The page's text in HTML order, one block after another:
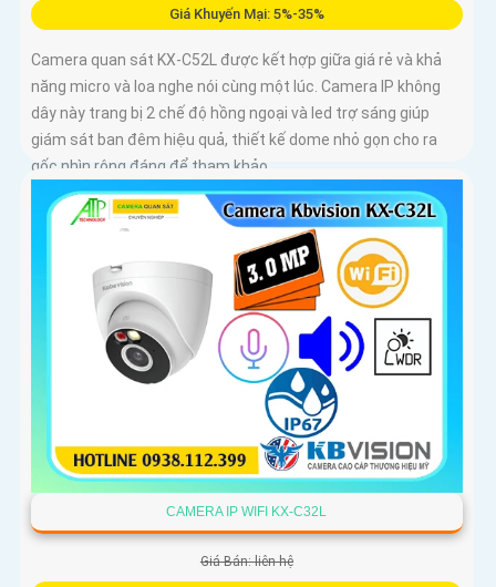
Giá Khuyến Mại: 5%-35%
Camera quan sát KX-C52L được kết hợp giữa giá rẻ và khả
năng micro và loa nghe nói cùng một lúc. Camera IP không
dây này trang bị 2 chế độ hồng ngoại và led trợ sáng giúp
giám sát ban đêm hiệu quả, thiết kế dome nhỏ gọn cho ra
gốc nhìn rộng đáng để tham khảo
CAMERA IP WIFI KX-C32L
Giá Bán: liên hệ